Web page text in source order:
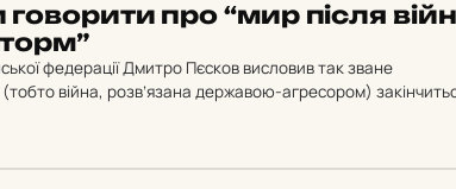
про “мир після
федерації Дмитро Пєсков висловив так зване
війна, розв’язана державою-агресором)